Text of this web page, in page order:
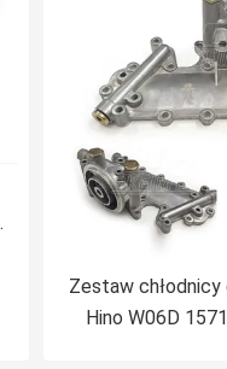
Zestaw
Hino W06D